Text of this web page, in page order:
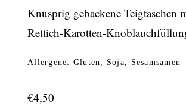
Knusprig gebackene Teigtaschen
Rettich-Karotten-
Allergene: Gluten, Soja, Sesamsamen
€4,50